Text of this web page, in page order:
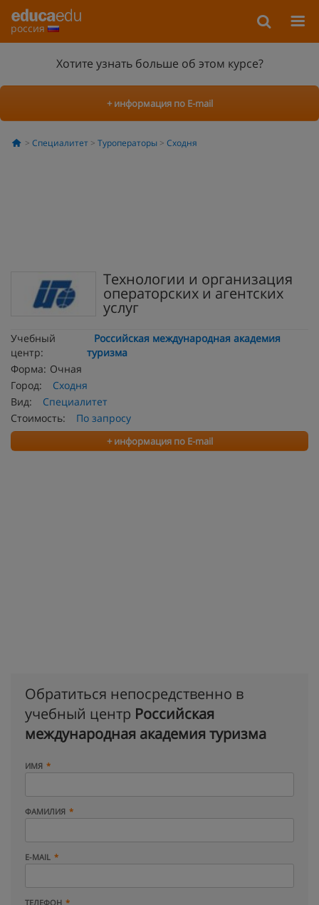
россия
Хотите узнать больше об этом курсе?
+ информация по E-mail
Специалитет Туроператоры Сходня
Технологии и организация
операторских и агентских
услуг
Учебный
центр:
Российская международная академия
туризма
Форма: Очная
Город:
Сходня
Вид:
Специалитет
Стоимость:
По запросу
+ информация по E-mail
Обратиться непосредственно в
учебный центр Российская
международная академия туризма
ИМЯ
ФАМИЛИЯ
E-MAIL
ТЕЛЕФОН